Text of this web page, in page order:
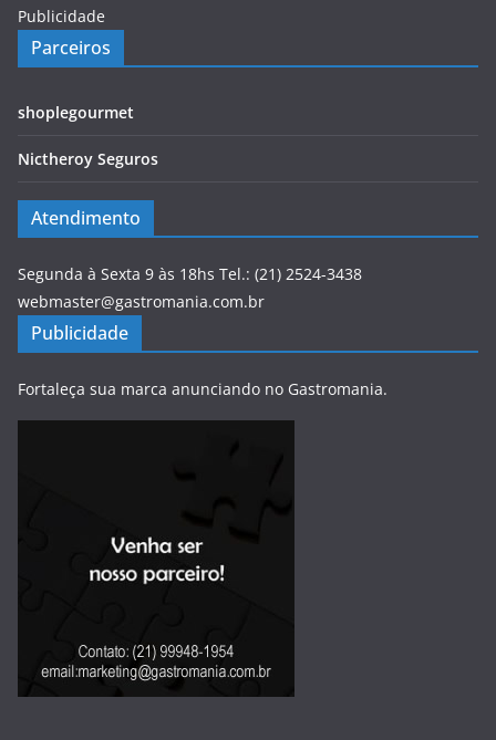
Publicidade
Parceiros
shoplegourmet
Nictheroy Seguros
Atendimento
Segunda à Sexta 9 às 18hs Tel.: (21) 2524-3438
webmaster@gastromania.com.br
Publicidade
Fortaleça sua marca anunciando no Gastromania.